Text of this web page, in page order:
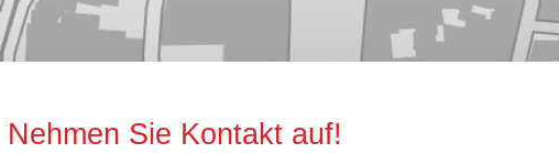
Nehmen Sie Kontakt auf!